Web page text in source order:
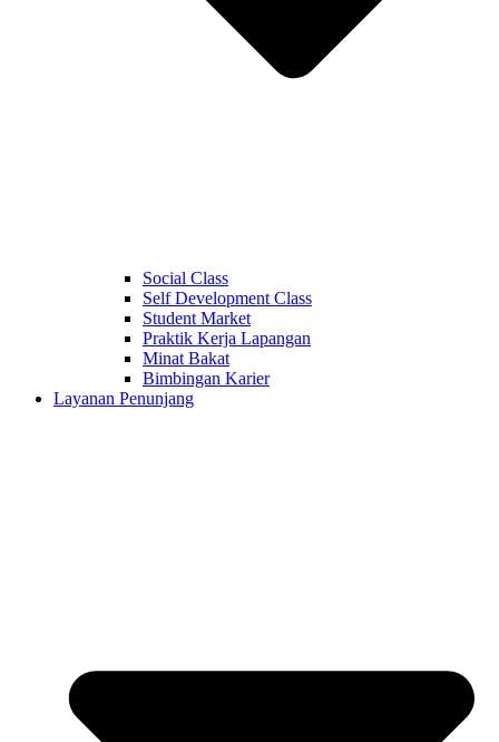
Social Class
Self Development Class
Student Market
Praktik Kerja Lapangan
Minat Bakat
Bimbingan Karier
Layanan Penunjang